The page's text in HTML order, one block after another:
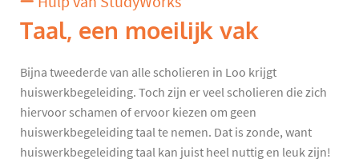
Taal, een moeilijk vak
Bijna tweederde van alle scholieren in Loo krijgt
huiswerkbegeleiding. Toch zijn er veel scholieren die zich
hiervoor schamen of ervoor kiezen om geen
huiswerkbegeleiding taal te nemen. Dat is zonde, want
huiswerkbegeleiding taal kan juist heel nuttig en leuk zijn!